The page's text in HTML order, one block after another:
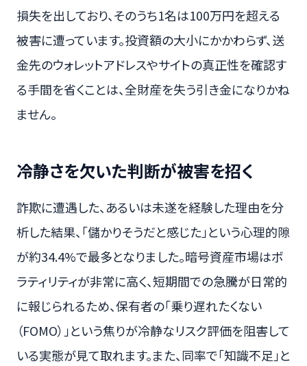
損失を出しており、そのうち1名は100万円を超える
被害に遭っています。投資額の大小にかかわらず、送
金先のウォレットアドレスやサイトの真正性を確認す
る手間を省くことは、全財産を失う引き金になりかね
ません。
冷静さを欠いた判断が被害を招く
詐欺に遭遇した、あるいは未遂を経験した理由を分
析した結果、「儲かりそうだと感じた」という心理的隙
が約34.4%で最多となりました。暗号資産市場はボ
ラティリティが非常に高く、短期間での急騰が日常的
に報じられるため、保有者の「乗り遅れたくない
（FOMO）」という焦りが冷静なリスク評価を阻害して
いる実態が見て取れます。また、同率で「知識不足」と